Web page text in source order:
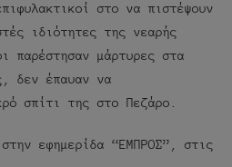
στο να πιστέψουν
ιδιότητες της νεαρής
παρέστησαν μάρτυρες στα
δεν έπαυαν να
σπίτι της στο Πεζάρο.
εφημερίδα “ΕΜΠΡΟΣ”, στις